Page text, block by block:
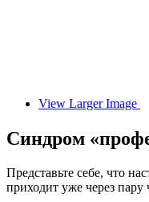
View Larger Image
Синдром
Представьте себе, что
приходит уже через пару